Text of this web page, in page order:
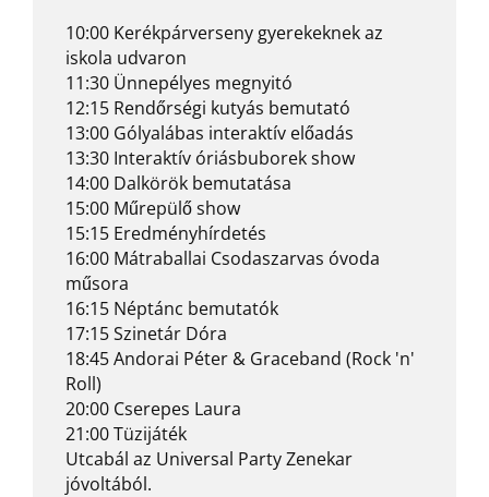
10:00 Kerékpárverseny gyerekeknek az
iskola udvaron
11:30 Ünnepélyes megnyitó
12:15 Rendőrségi kutyás bemutató
13:00 Gólyalábas interaktív előadás
13:30 Interaktív óriásbuborek show
14:00 Dalkörök bemutatása
15:00 Műrepülő show
15:15 Eredményhírdetés
16:00 Mátraballai Csodaszarvas óvoda
műsora
16:15 Néptánc bemutatók
17:15 Szinetár Dóra
18:45 Andorai Péter & Graceband (Rock 'n'
Roll)
20:00 Cserepes Laura
21:00 Tüzijáték
Utcabál az Universal Party Zenekar
jóvoltából.